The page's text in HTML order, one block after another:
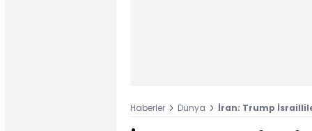
Haberler Dünya İran: Trump